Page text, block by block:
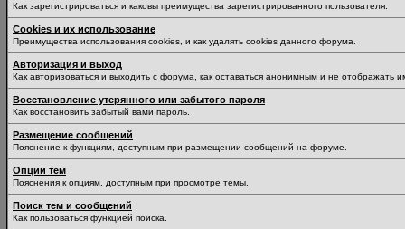
Как зарегистрироваться и каковы преимущества зарегистрированного пользователя.
Cookies и их использование
Преимущества использования cookies, и как удалять cookies данного форума.
Авторизация и выход
Как авторизоваться и выходить с форума, как оставаться анонимным и не отображать
Восстановление утерянного или забытого пароля
Как восстановить забытый вами пароль.
Размещение сообщений
Пояснение к функциям, доступным при размещении сообщений на форуме.
Опции тем
Пояснения к опциям, доступным при просмотре темы.
Поиск тем и сообщений
Как пользоваться функцией поиска.